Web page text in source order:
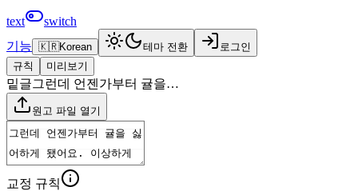
text
switch
기능 🇰🇷Korean 테마 전환
로그인
규칙
미리보기
밑글그런데 언젠가부터 귤을…
원고 파일 열기
교정 규칙